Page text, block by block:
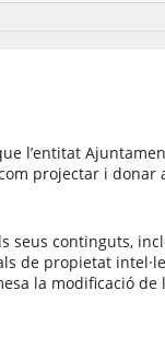
l’entitat
projectar i donar
seus continguts,
de propietat
la modificació